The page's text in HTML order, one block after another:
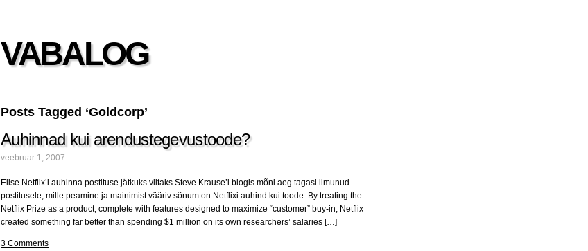
VABALOG
Posts Tagged ‘Goldcorp’
Auhinnad kui arendustegevustoode?
veebruar 1, 2007
Eilse Netflix’i auhinna postituse jätkuks viitaks Steve Krause’i blogis mõni aeg tagasi ilmunud
postitusele, mille peamine ja mainimist vääriv sõnum on Netflixi auhind kui toode: By treating the
Netflix Prize as a product, complete with features designed to maximize “customer” buy-in, Netflix
created something far better than spending $1 million on its own researchers’ salaries […]
3 Comments